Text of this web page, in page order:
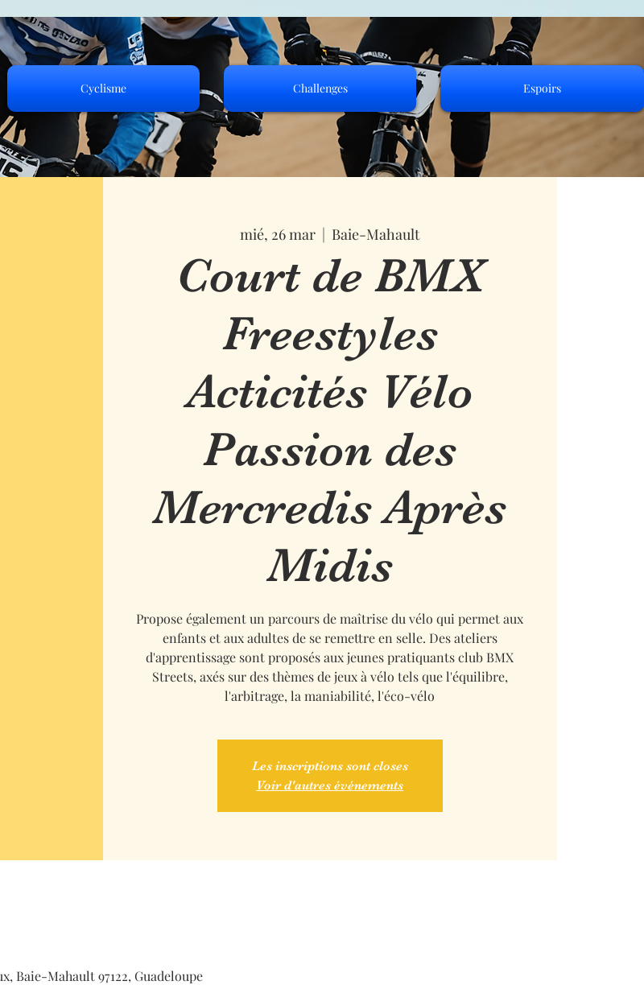
Cyclisme Challenges Espoirs
mié, 26 mar
  |
Baie-Mahault
Court de BMX
Freestyles
Acticités Vélo
Passion des
Mercredis Après
Midis
Propose également un parcours de maîtrise du vélo qui permet aux
enfants et aux adultes de se remettre en selle. Des ateliers
d'apprentissage sont proposés aux jeunes pratiquants club BMX
Streets, axés sur des thèmes de jeux à vélo tels que l'équilibre,
l'arbitrage, la maniabilité, l'éco-vélo
Les inscriptions sont closes
Voir d'autres événements
Baie-Mahault 97122, Guadeloupe